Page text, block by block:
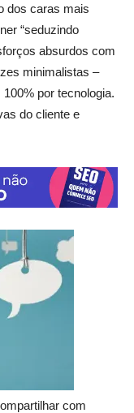
dos caras mais
“seduzindo
absurdos com
minimalistas –
por tecnologia.
do cliente e
com